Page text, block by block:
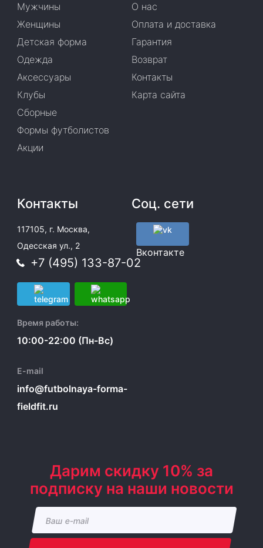
Мужчины
Женщины
Детская форма
Одежда
Аксессуары
Клубы
Сборные
Формы футболистов
Акции
О нас
Оплата и доставка
Гарантия
Возврат
Контакты
Карта сайта
Контакты
117105, г. Москва,
Одесская ул., 2
+7 (495) 133-87-02
Время работы:
10:00-22:00 (Пн-Вс)
E-mail
info@futbolnaya-forma-
fieldfit.ru
Соц. сети
Вконтакте
Дарим скидку 10% за
подписку на наши новости